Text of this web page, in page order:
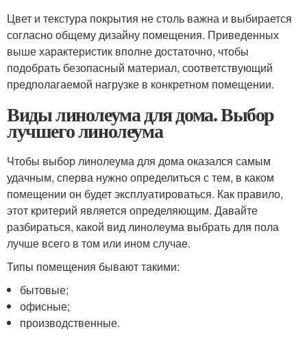
Цвет и текстура покрытия не столь важна и выбирается
согласно общему дизайну помещения. Приведенных
выше характеристик вполне достаточно, чтобы
подобрать безопасный материал, соответствующий
предполагаемой нагрузке в конкретном помещении.
Виды линолеума для дома. Выбор
лучшего линолеума
Чтобы выбор линолеума для дома оказался самым
удачным, сперва нужно определиться с тем, в каком
помещении он будет эксплуатироваться. Как правило,
этот критерий является определяющим. Давайте
разбираться, какой вид линолеума выбрать для пола
лучше всего в том или ином случае.
Типы помещения бывают такими:
бытовые;
офисные;
производственные.